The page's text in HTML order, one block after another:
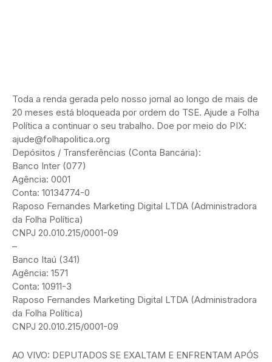
Toda a renda gerada pelo nosso jornal ao longo de mais de
20 meses está bloqueada por ordem do TSE. Ajude a Folha
Política a continuar o seu trabalho. Doe por meio do PIX:
ajude@folhapolitica.org
Depósitos / Transferências (Conta Bancária):
Banco Inter (077)
Agência: 0001
Conta: 10134774-0
Raposo Fernandes Marketing Digital LTDA (Administradora
da Folha Política)
CNPJ 20.010.215/0001-09
–
Banco Itaú (341)
Agência: 1571
Conta: 10911-3
Raposo Fernandes Marketing Digital LTDA (Administradora
da Folha Política)
CNPJ 20.010.215/0001-09
AO VIVO: DEPUTADOS SE EXALTAM E ENFRENTAM APÓS